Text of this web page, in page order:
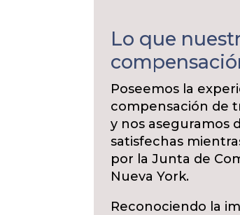
Lo que
Poseemos la
compensación de
y nos aseguramos
satisfechas
por la Junta de
Nueva York.
Reconociendo la